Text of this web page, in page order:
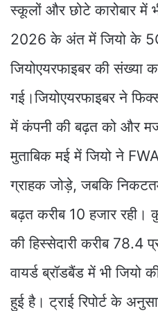
स्कूलों और छोटे कारोबार में
2026 के अंत में जियो के
जियोएयरफाइबर की संख्या
गई।जियोएयरफाइबर ने
में कंपनी की बढ़त को और
मुताबिक मई में जियो ने
ग्राहक जोड़े, जबकि
बढ़त करीब 10 हजार रही।
की हिस्सेदारी करीब 78.4
वायर्ड ब्रॉडबैंड में भी जियो
हुई है। ट्राई रिपोर्ट के